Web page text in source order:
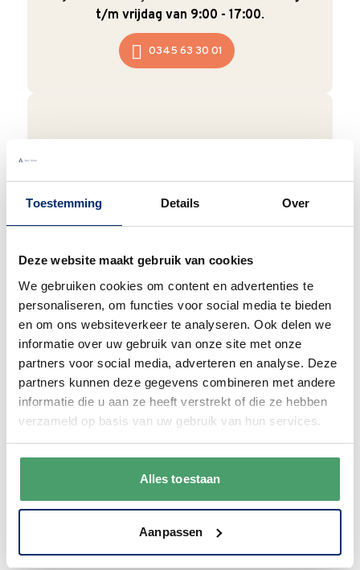
Toestemming Details Over
Deze website maakt gebruik van cookies
We gebruiken cookies om content en advertenties te
personaliseren, om functies voor social media te bieden
en om ons websiteverkeer te analyseren. Ook delen we
informatie over uw gebruik van onze site met onze
partners voor social media, adverteren en analyse. Deze
partners kunnen deze gegevens combineren met andere
informatie die u aan ze heeft verstrekt of die ze hebben
verzameld op basis van uw gebruik van hun services.
Alles toestaan
Aanpassen
t/m vrijdag van 9:00 - 17:00.
0345 63 30 01
en duurzaam met hergebruikt karton en
papier.Vanaf € 55,-wordt jouw bestelling
Goede waardering
We krijgen een goede waardering van Onze
klanten. 9+ gemiddeld.